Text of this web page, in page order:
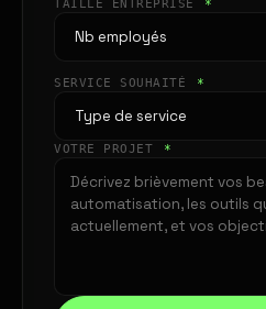
TAILLE ENTREPRISE *
SERVICE SOUHAITÉ *
VOTRE PROJET *